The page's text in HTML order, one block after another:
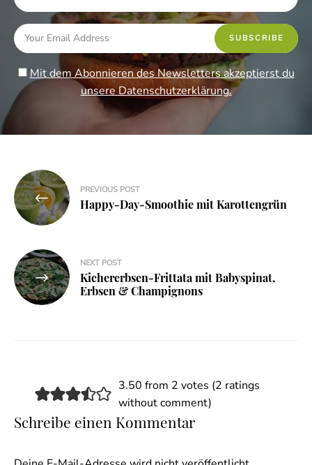
Mit dem Abonnieren des Newsletters akzeptierst du
unsere Datenschutzerklärung.
Beitragsnavigation
PREVIOUS POST
Happy-Day-Smoothie mit Karottengrün
NEXT POST
Kichererbsen-Frittata mit Babyspinat,
Erbsen & Champignons
3.50 from 2 votes (2 ratings
without comment)
Schreibe einen Kommentar